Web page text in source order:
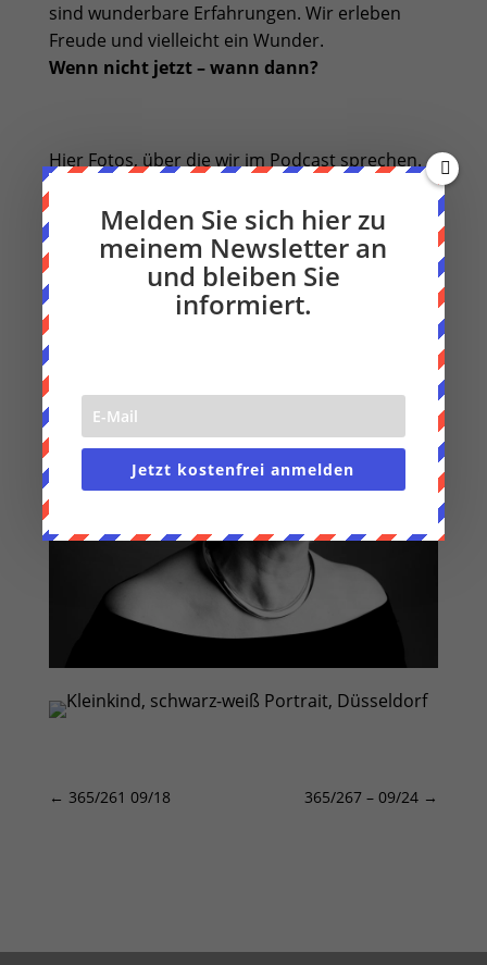
sind wunderbare Erfahrungen. Wir erleben
Freude und vielleicht ein Wunder.
Wenn nicht jetzt – wann dann?
Hier Fotos, über die wir im Podcast sprechen.
← 365/261 09/18 365/267 – 09/24 →
Melden Sie sich hier zu
meinem Newsletter an
und bleiben Sie
informiert.
Jetzt kostenfrei anmelden